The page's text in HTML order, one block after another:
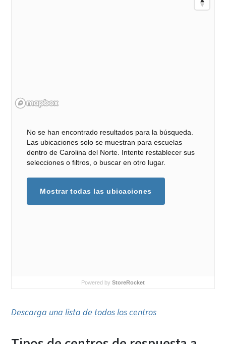
No se han encontrado resultados para la búsqueda.
Las ubicaciones solo se muestran para escuelas
dentro de Carolina del Norte. Intente restablecer sus
selecciones o filtros, o buscar en otro lugar.
Mostrar todas las ubicaciones
Powered by StoreRocket
Descarga una lista de todos los centros